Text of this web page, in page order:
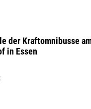
der Kraftomnibusse
in Essen